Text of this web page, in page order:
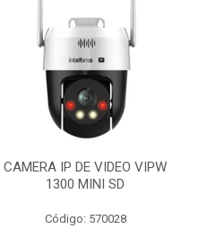
CAMERA IP DE VIDEO VIPW
1300 MINI SD
Código: 570028